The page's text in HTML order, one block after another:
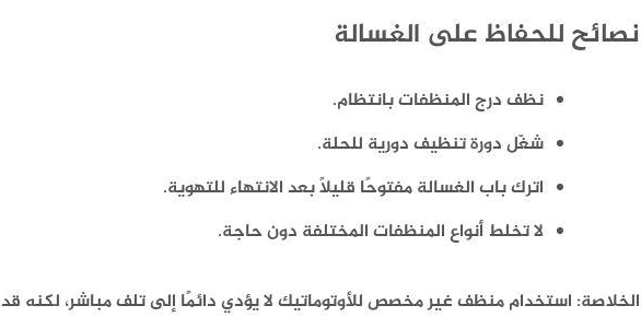
نصائح للحفاظ على الغسالة
نظف درج المنظفات بانتظام.
شغّل دورة تنظيف دورية للحلة.
اترك باب الغسالة مفتوحًا قليلًا بعد الانتهاء للتهوية.
لا تخلط أنواع المنظفات المختلفة دون حاجة.
الخلاصة: استخدام منظف غير مخصص للأوتوماتيك لا يؤدي دائمًا إلى تلف مباشر، لكنه قد